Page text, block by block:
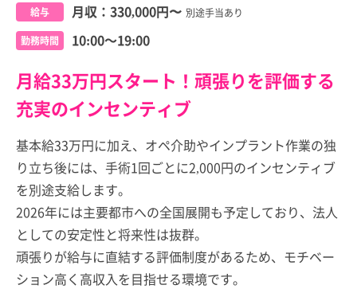
給与 月収： 330,000円〜 別途手当あり
勤務時間 10:00～19:00
月給33万円スタート！頑張りを評価する
充実のインセンティブ
基本給33万円に加え、オペ介助やインプラント作業の独
り立ち後には、手術1回ごとに2,000円のインセンティブ
を別途支給します。
2026年には主要都市への全国展開も予定しており、法人
としての安定性と将来性は抜群。
頑張りが給与に直結する評価制度があるため、モチベー
ション高く高収入を目指せる環境です。